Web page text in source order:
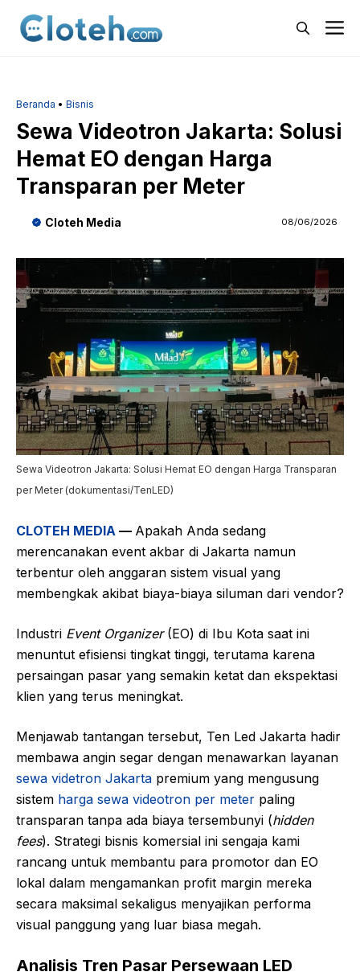
Beranda • Bisnis
Sewa Videotron Jakarta: Solusi
Hemat EO dengan Harga
Transparan per Meter
Cloteh Media 08/06/2026
Sewa Videotron Jakarta: Solusi Hemat EO dengan Harga Transparan
per Meter (dokumentasi/TenLED)
CLOTEH MEDIA — Apakah Anda sedang
merencanakan event akbar di Jakarta namun
terbentur oleh anggaran sistem visual yang
membengkak akibat biaya-biaya siluman dari vendor?
Industri Event Organizer(EO) di Ibu Kota saat ini
menuntut efisiensi tingkat tinggi, terutama karena
persaingan pasar yang semakin ketat dan ekspektasi
klien yang terus meningkat.
Menjawab tantangan tersebut, Ten Led Jakarta hadir
membawa angin segar dengan menawarkan layanan
sewa videtron Jakarta premium yang mengusung
sistem harga sewa videotron per meter paling
transparan tanpa ada biaya tersembunyi (hidden
fees). Strategi bisnis komersial ini sengaja kami
rancang untuk membantu para promotor dan EO
lokal dalam mengamankan profit margin mereka
secara maksimal sekaligus menyajikan performa
visual panggung yang luar biasa megah.
Analisis Tren Pasar Persewaan LED